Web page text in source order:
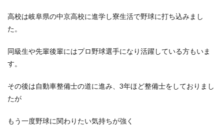
高校は岐阜県の中京高校に進学し寮生活で野球に打ち込みまし
た。
同級生や先輩後輩にはプロ野球選手になり活躍している方もいま
す。
その後は自動車整備士の道に進み、3年ほど整備士をしておりまし
たが
もう一度野球に関わりたい気持ちが強く